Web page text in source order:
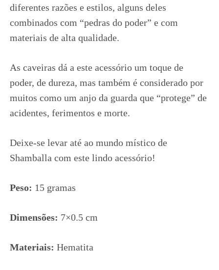
diferentes razões e estilos, alguns deles
combinados com “pedras do poder” e com
materiais de alta qualidade.
As caveiras dá a este acessório um toque de
poder, de dureza, mas também é considerado por
muitos como um anjo da guarda que “protege” de
acidentes, ferimentos e morte.
Deixe-se levar até ao mundo místico de
Shamballa com este lindo acessório!
Peso: 15 gramas
Dimensões: 7×0.5 cm
Materiais: Hematita